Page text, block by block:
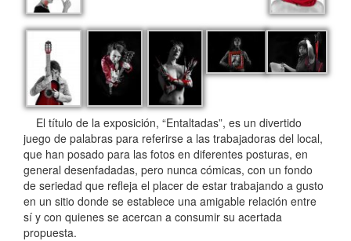
El título de la exposición, “Entaltadas”, es un divertido
juego de palabras para referirse a las trabajadoras del local,
que han posado para las fotos en diferentes posturas, en
general desenfadadas, pero nunca cómicas, con un fondo
de seriedad que refleja el placer de estar trabajando a gusto
en un sitio donde se establece una amigable relación entre
sí y con quienes se acercan a consumir su acertada
propuesta.